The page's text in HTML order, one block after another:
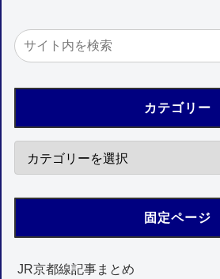
カテゴリー
固定ページ
JR京都線記事まとめ